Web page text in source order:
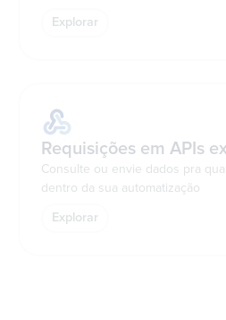
Explorar
Requisições em APIs
Consulte ou envie dados pra
dentro da sua automatização
Explorar